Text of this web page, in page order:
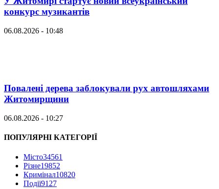
конкурс музикантів
06.08.2026 - 10:48
Повалені дерева заблокували рух автошляхами
Житомирщини
06.08.2026 - 10:27
ПОПУЛЯРНІ КАТЕГОРІЇ
Місто34561
Різне19852
Кримінал10820
Події9127